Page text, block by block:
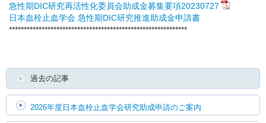
急性期DIC研究再活性化委員会助成金募集要項20230727
日本血栓止血学会 急性期DIC研究推進助成金申請書
************************************************************
過去の記事
2026年度日本血栓止血学会研究助成申請のご案内